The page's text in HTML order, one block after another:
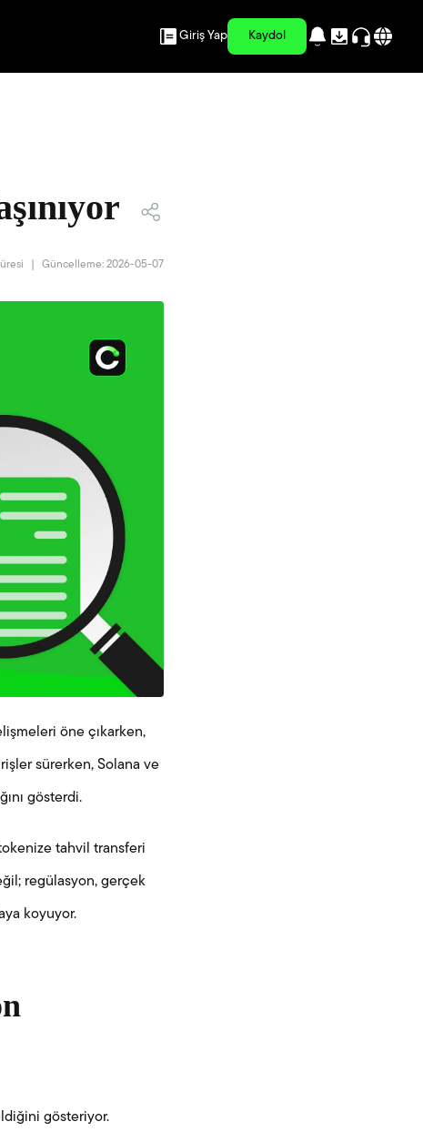
Giriş Yap Kaydol
Güncelleme: 2026-05-07
öne çıkarken,
sürerken, Solana ve
gösterdi.
tahvil transferi
regülasyon, gerçek
koyuyor.
gösteriyor.